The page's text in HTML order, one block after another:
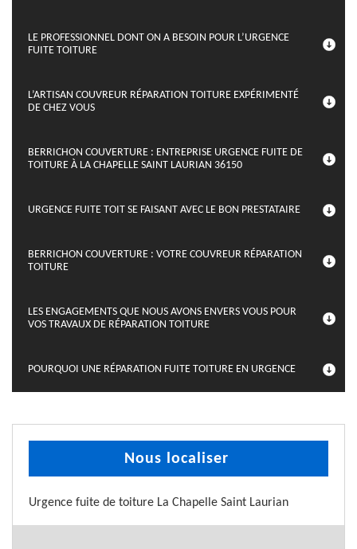
LE PROFESSIONNEL DONT ON A BESOIN POUR L’URGENCE
FUITE TOITURE
L’ARTISAN COUVREUR RÉPARATION TOITURE EXPÉRIMENTÉ
DE CHEZ VOUS
BERRICHON COUVERTURE : ENTREPRISE URGENCE FUITE DE
TOITURE À LA CHAPELLE SAINT LAURIAN 36150
URGENCE FUITE TOIT SE FAISANT AVEC LE BON PRESTATAIRE
BERRICHON COUVERTURE : VOTRE COUVREUR RÉPARATION
TOITURE
LES ENGAGEMENTS QUE NOUS AVONS ENVERS VOUS POUR
VOS TRAVAUX DE RÉPARATION TOITURE
POURQUOI UNE RÉPARATION FUITE TOITURE EN URGENCE
Nous localiser
Urgence fuite de toiture La Chapelle Saint Laurian